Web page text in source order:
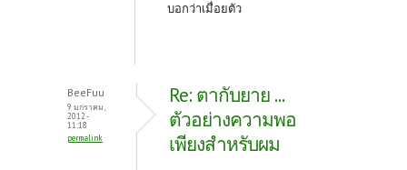
บอกว่าเมื่อยตัว
BeeFuu
9 มกราคม,
2012 -
11:18
permalink
Re: ตากับยาย ...
ตัวอย่างความพอ
เพียงสำหรับผม